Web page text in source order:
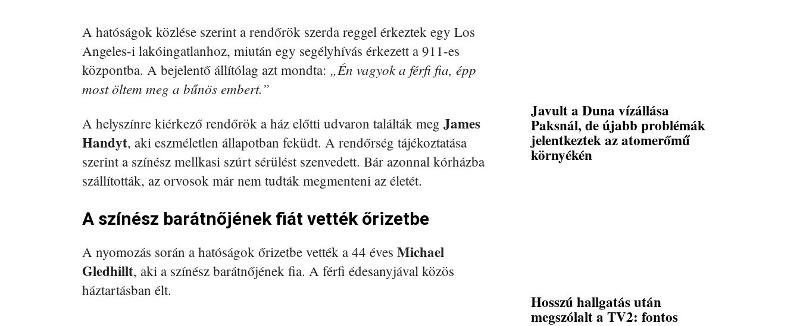
A hatóságok közlése szerint a rendőrök szerda reggel érkeztek egy Los
Angeles-i lakóingatlanhoz, miután egy segélyhívás érkezett a 911-es
központba. A bejelentő állítólag azt mondta: „Én vagyok a férfi fia, épp
most öltem meg a bűnös embert.”
A helyszínre kiérkező rendőrök a ház előtti udvaron találták meg James
Handyt, aki eszméletlen állapotban feküdt. A rendőrség tájékoztatása
szerint a színész mellkasi szúrt sérülést szenvedett. Bár azonnal kórházba
szállították, az orvosok már nem tudták megmenteni az életét.
A színész barátnőjének fiát vették őrizetbe
A nyomozás során a hatóságok őrizetbe vették a 44 éves Michael
Gledhillt, aki a színész barátnőjének fia. A férfi édesanyjával közös
háztartásban élt.
Javult a Duna vízállása
Paksnál, de újabb problémák
jelentkeztek az atomerőmű
környékén
Hosszú hallgatás után
megszólalt a TV2: fontos